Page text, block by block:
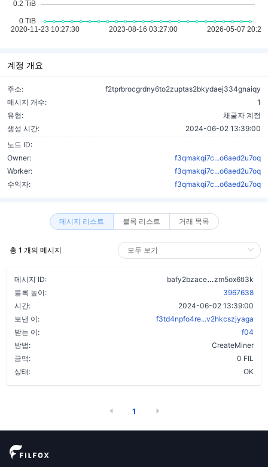
계정 개요
주소:
f2tprbrocgrdny6to2zuptas2bkydaej334gnaiqy
메시지 개수:
1
유형:
채굴자 계정
생성 시간:
2024-06-02 13:39:00
노드 ID:
Owner:
f3qmakqi7c...o6aed2u7oq
Worker:
f3qmakqi7c...o6aed2u7oq
수익자:
f3qmakqi7c...o6aed2u7oq
메시지 리스트 블록 리스트 거래 목록
총 1 개의 메시지
메시지 ID: bafy2bzace
zm5ox6tl3k
블록 높이:
3967638
시간:
2024-06-02 13:39:00
보낸 이:
f3td4npfo4re...v2hkcszjyaga
받는 이:
f04
방법:
CreateMiner
금액:
0 FIL
상태:
OK
1